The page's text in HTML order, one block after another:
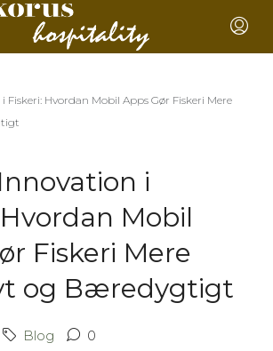
Fiskeri: Hvordan Mobil Apps Gør Fiskeri Mere
i
Mobil
Fiskeri Mere
og Bæredygtigt
Blog 0